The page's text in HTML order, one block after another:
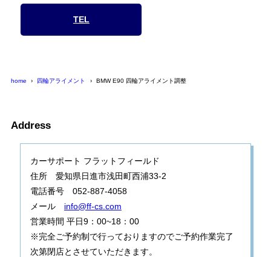
TEL
home 四輪アライメント BMW E90 四輪アライメント調整
Address
カーサポート フラットフィールド
住所 愛知県日進市浅田町西浦33-2
電話番号 052-887-4058
メール info@ff-cs.com
営業時間 平日9：00~18：00
※完全ご予約制で行っておりますのでご予約作業完了
次第閉店とさせていただきます。